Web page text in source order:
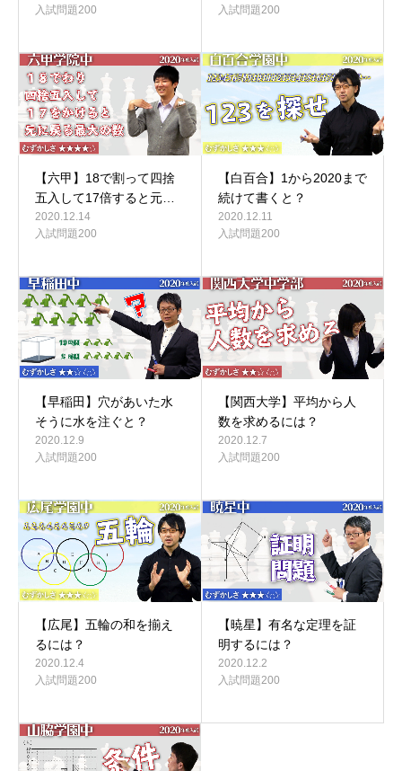
入試問題200
入試問題200
【六甲】18で割って四捨
五入して17倍すると元…
2020.12.14
入試問題200
【白百合】1から2020まで
続けて書くと？
2020.12.11
入試問題200
【早稲田】穴があいた水
そうに水を注ぐと？
2020.12.9
入試問題200
【関西大学】平均から人
数を求めるには？
2020.12.7
入試問題200
【広尾】五輪の和を揃え
るには？
2020.12.4
入試問題200
【暁星】有名な定理を証
明するには？
2020.12.2
入試問題200